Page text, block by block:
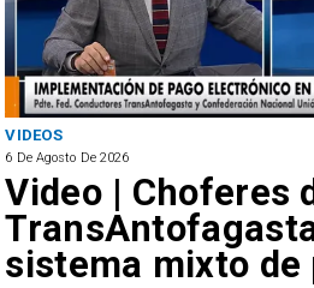
VIDEOS
6 De Agosto De 2026
Video | Choferes
sistema mixto de